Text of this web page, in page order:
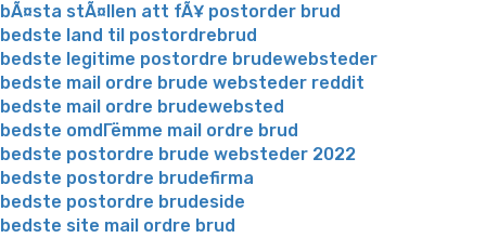
bÃ¤sta stÃ¤llen att fÃ¥ postorder brud
bedste land til postordrebrud
bedste legitime postordre brudewebsteder
bedste mail ordre brude websteder reddit
bedste mail ordre brudewebsted
bedste omdГёmme mail ordre brud
bedste postordre brude websteder 2022
bedste postordre brudefirma
bedste postordre brudeside
bedste site mail ordre brud